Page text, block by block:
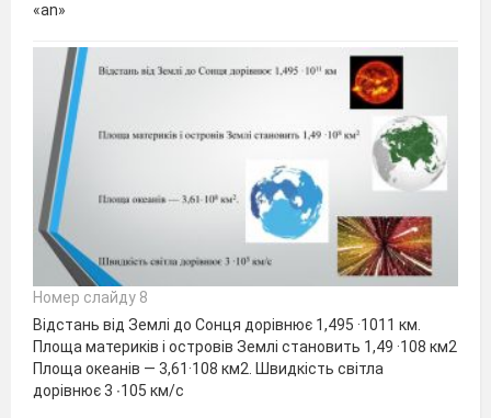
«аn»
Номер слайду 8
Відстань від Землі до Сонця дорівнює 1,495 ·1011 км.
Площа материків і островів Землі становить 1,49 ·108 км2
Площа океанів — 3,61·108 км2. Швидкість світла
дорівнює 3 ∙105 км/с